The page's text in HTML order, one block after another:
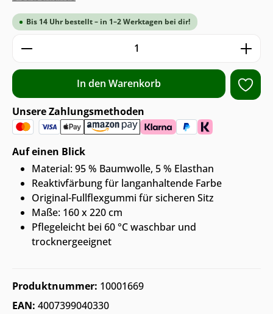
Bis 14 Uhr bestellt – in 1–2 Werktagen bei dir!
Produkt Anzahl: Gib den
In den Warenkorb
Unsere Zahlungsmethoden
Auf einen Blick
Material: 95 % Baumwolle, 5 % Elasthan
Reaktivfärbung für langanhaltende Farbe
Original-Fullflexgummi für sicheren Sitz
Maße: 160 x 220 cm
Pflegeleicht bei 60 °C waschbar und
trocknergeeignet
Produktnummer: 10001669
EAN: 4007399040330